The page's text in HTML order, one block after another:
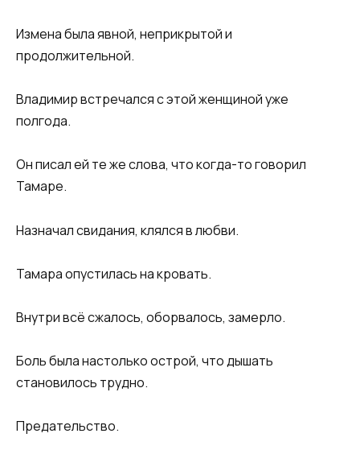
Измена была явной, неприкрытой и
продолжительной.
Владимир встречался с этой женщиной уже
полгода.
Он писал ей те же слова, что когда-то говорил
Тамаре.
Назначал свидания, клялся в любви.
Тамара опустилась на кровать.
Внутри всё сжалось, оборвалось, замерло.
Боль была настолько острой, что дышать
становилось трудно.
Предательство.